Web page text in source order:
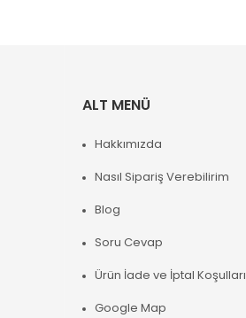
ALT MENÜ
Hakkımızda
Nasıl Sipariş Verebilirim
Blog
Soru Cevap
Ürün İade ve İptal Koşulları
Google Map